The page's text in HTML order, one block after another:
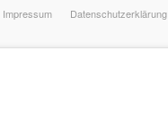
Impressum Datenschutzerklärung